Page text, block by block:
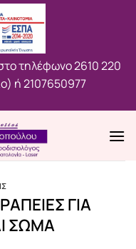
τηλέφωνο2610 220
ή2107650977
ΓΙΑ
ΣΩΜΑ